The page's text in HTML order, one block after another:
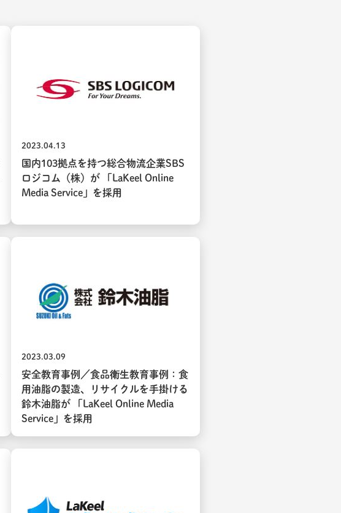
2023.04.13
国内103拠点を持つ総合物流企業SBS
ロジコム（株）が 「LaKeel Online
Media Service」を採用
2023.03.09
安全教育事例／食品衛生教育事例：食
用油脂の製造、リサイクルを手掛ける
鈴木油脂が 「LaKeel Online Media
Service」を採用